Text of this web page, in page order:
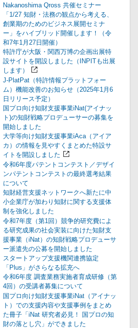
Nakanoshima Qross 共催セミナー
「1/27 知財・法務の観点から考える、
創業期のためのビジネス展開セミナ
ー」をハイブリッド開催します！（令
和7年1月27日開催）
特許庁が大阪・関西万博の企画出展特
設サイトを開設しました（INPITも出展
します）
J-PlatPat（特許情報プラットフォー
ム）機能改善のお知らせ（2025年1月6
日リリース予定）
国プロ向け知財支援事業iNat(アイナッ
ト)の知財戦略プロデューサーの募集を
開始しました
大学等向け知財支援事業iAca（アイア
カ）の情報を見やすくまとめた特設サ
イトを開設しました
令和6年度パテントコンテスト／デザイ
ンパテントコンテストの最終選考結果
について
知財経営支援ネットワークへ新たに中
小企業庁が加わり知財に関する支援体
制を強化しました
令和7年度（第1回）競争的研究費によ
る研究成果の社会実装に向けた知財支
援事業（iNat）の知財戦略プロデューサ
ー派遣先の公募を開始しました
スタートアップ支援機関連携協定
「Plus」がさらなる拡充へ
令和6年度 調査業務実施者育成研修（第
4回）の受講者募集について
国プロ向け知財支援事業iNat（アイナッ
ト）での支援内容や支援事例をまとめ
た冊子「iNat 研究者必見！ 国プロの知
財の落とし穴」ができました